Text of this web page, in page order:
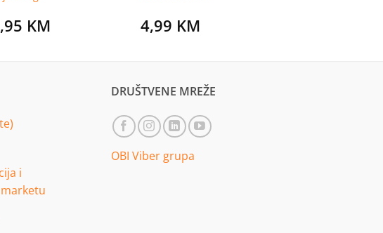
KM 4,99 KM
i
DRUŠTVENE MREŽE
OBI Viber grupa